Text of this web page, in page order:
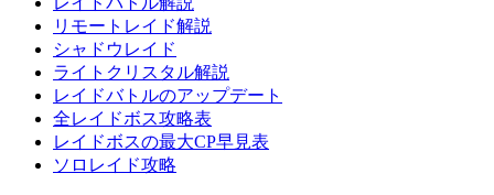
リモートレイド解説
シャドウレイド
ライトクリスタル解説
レイドバトルのアップデート
全レイドボス攻略表
レイドボスの最大CP早見表
ソロレイド攻略